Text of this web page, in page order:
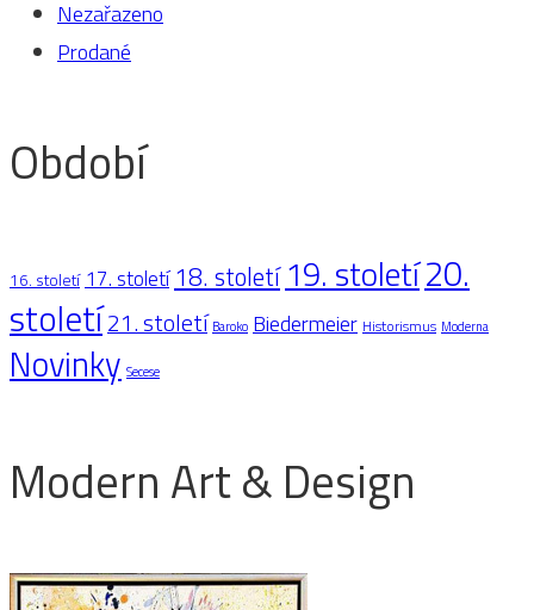
Nezařazeno
Prodané
Období
16. století 17. století 18. století 19. století20.
století21. století Baroko Biedermeier Historismus Moderna
Novinky Secese
Modern Art & Design